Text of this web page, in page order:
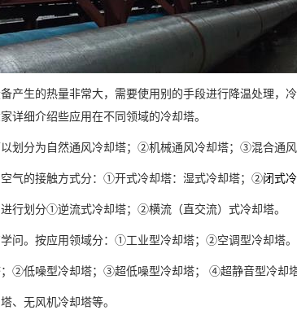
产生的热量非常大，需要使用别的手段进行降温处理，
详细介绍些应用在不同领域的冷却塔。
划分为自然通风冷却塔；②机械通风冷却塔；③混合通风
气的接触方式分：①开式冷却塔：湿式冷却塔；②闭式
行划分①逆流式冷却塔；②横流（直交流）式冷却塔。
问。按应用领域分：①工业型冷却塔；②空调型冷却塔。
②低噪型冷却塔；③超低噪型冷却塔； ④超静音型冷却塔
、无风机冷却塔等。